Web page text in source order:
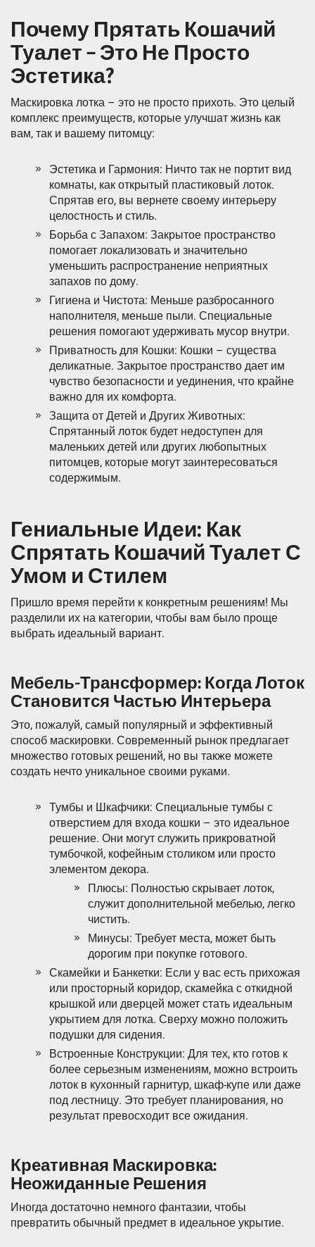
Почему Прятать Кошачий
Туалет – Это Не Просто
Эстетика?
Маскировка лотка – это не просто прихоть. Это целый
комплекс преимуществ, которые улучшат жизнь как
вам, так и вашему питомцу:
Эстетика и Гармония: Ничто так не портит вид
комнаты, как открытый пластиковый лоток.
Спрятав его, вы вернете своему интерьеру
целостность и стиль.
Борьба с Запахом: Закрытое пространство
помогает локализовать и значительно
уменьшить распространение неприятных
запахов по дому.
Гигиена и Чистота: Меньше разбросанного
наполнителя, меньше пыли. Специальные
решения помогают удерживать мусор внутри.
Приватность для Кошки: Кошки – существа
деликатные. Закрытое пространство дает им
чувство безопасности и уединения, что крайне
важно для их комфорта.
Защита от Детей и Других Животных:
Спрятанный лоток будет недоступен для
маленьких детей или других любопытных
питомцев, которые могут заинтересоваться
содержимым.
Гениальные Идеи: Как
Спрятать Кошачий Туалет С
Умом и Стилем
Пришло время перейти к конкретным решениям! Мы
разделили их на категории, чтобы вам было проще
выбрать идеальный вариант.
Мебель-Трансформер: Когда Лоток
Становится Частью Интерьера
Это, пожалуй, самый популярный и эффективный
способ маскировки. Современный рынок предлагает
множество готовых решений, но вы также можете
создать нечто уникальное своими руками.
Тумбы и Шкафчики: Специальные тумбы с
отверстием для входа кошки – это идеальное
решение. Они могут служить прикроватной
тумбочкой, кофейным столиком или просто
элементом декора.
Плюсы: Полностью скрывает лоток,
служит дополнительной мебелью, легко
чистить.
Минусы: Требует места, может быть
дорогим при покупке готового.
Скамейки и Банкетки: Если у вас есть прихожая
или просторный коридор, скамейка с откидной
крышкой или дверцей может стать идеальным
укрытием для лотка. Сверху можно положить
подушки для сидения.
Встроенные Конструкции: Для тех, кто готов к
более серьезным изменениям, можно встроить
лоток в кухонный гарнитур, шкаф-купе или даже
под лестницу. Это требует планирования, но
результат превосходит все ожидания.
Креативная Маскировка:
Неожиданные Решения
Иногда достаточно немного фантазии, чтобы
превратить обычный предмет в идеальное укрытие.